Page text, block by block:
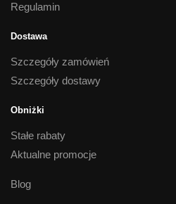
Regulamin
Dostawa
Szczegóły zamówień
Szczegóły dostawy
Obniżki
Stałe rabaty
Aktualne promocje
Blog